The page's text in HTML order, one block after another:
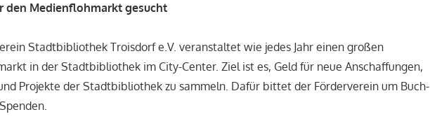
den Medienflohmarkt gesucht
Stadtbibliothek Troisdorf e.V. veranstaltet wie jedes Jahr einen großen
in der Stadtbibliothek im City-Center. Ziel ist es, Geld für neue Anschaffungen,
Projekte der Stadtbibliothek zu sammeln. Dafür bittet der Förderverein um Buch-